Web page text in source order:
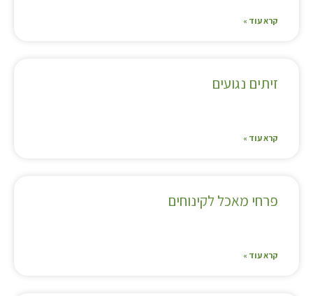
קרא עוד »
זיתים נגועים
קרא עוד »
פרחי מאכל לקינוחים
קרא עוד »